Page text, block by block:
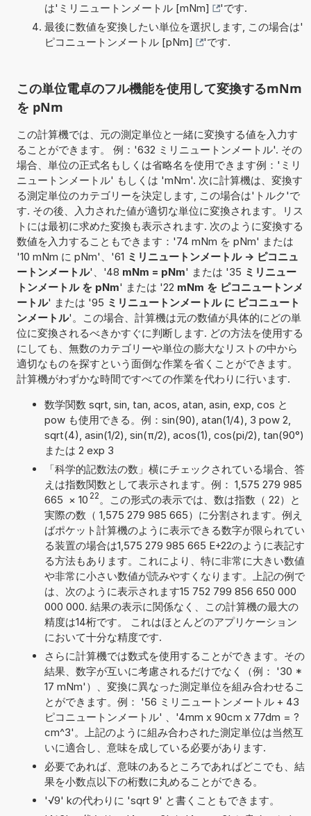
は' ミリニュートンメートル [mNm]
'です.
最後に数値を変換したい単位を選択します, この場合は'
ピコニュートンメートル [pNm]
'です.
この単位電卓のフル機能を使用して変換するmNm
を pNm
この計算機では、元の測定単位と一緒に変換する値を入力す
ることができます。 例：'632 ミリニュートンメートル'. その
場合、単位の正式名もしくは省略名を使用できます例：'ミリ
ニュートンメートル' もしくは 'mNm'. 次に計算機は、変換す
る測定単位のカテゴリーを決定します, この場合は'トルク'で
す. その後、入力された値が適切な単位に変換されます。リス
トには最初に求めた変換も表示されます. 次のように変換する
数値を入力することもできます：'74 mNm を pNm' または
'10 mNm に pNm'、'61 ミリニュートンメートル -> ピコニュ
ートンメートル'、'48 mNm = pNm' または '35 ミリニュー
トンメートル を pNm' または '22 mNm を ピコニュートンメ
ートル' または '95 ミリニュートンメートル に ピコニュート
ンメートル'。この場合、計算機は元の数値が具体的にどの単
位に変換されるべきかすぐに判断します. どの方法を使用する
にしても、無数のカテゴリーや単位の膨大なリストの中から
適切なものを探すという面倒な作業を省くことができます。
計算機がわずかな時間ですべての作業を代わりに行います.
数学関数 sqrt, sin, tan, acos, atan, asin, exp, cos と
pow も使用できる。例：sin(90), atan(1/4), 3 pow 2,
sqrt(4), asin(1/2), sin(π/2), acos(1), cos(pi/2), tan(90°)
または 2 exp 3
「科学的記数法の数」横にチェックされている場合、答
えは指数関数として表示されます。例： 1,575 279 985
665 × 10 22 。この形式の表示では、数は指数（ 22）と
実際の数（ 1,575 279 985 665）に分割されます。例え
ばポケット計算機のように表示できる数字が限られてい
る装置の場合は1,575 279 985 665 E+22のように表記す
る方法もあります。これにより、特に非常に大きい数値
や非常に小さい数値が読みやすくなります。上記の例で
は、次のように表示されます15 752 799 856 650 000
000 000. 結果の表示に関係なく、この計算機の最大の
精度は14桁です。 これはほとんどのアプリケーション
において十分な精度です.
さらに計算機では数式を使用することができます。その
結果、数字が互いに考慮されるだけでなく（例： '30 *
17 mNm'）、変換に異なった測定単位を組み合わせるこ
とができます。例： '56 ミリニュートンメートル + 43
ピコニュートンメートル' 、'4mm x 90cm x 77dm = ?
cm^3'。上記のように組み合わされた測定単位は当然互
いに適合し、意味を成している必要があります.
必要であれば、意味のあるところであればどこでも、結
果を小数点以下の桁数に丸めることができる。
'√9' kの代わりに 'sqrt 9' と書くこともできます。